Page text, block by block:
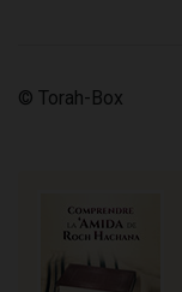
© Torah-Box